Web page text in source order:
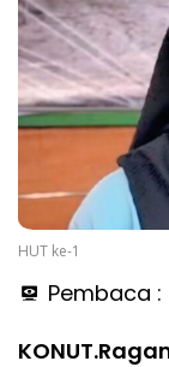
HUT ke-1
Pembaca :